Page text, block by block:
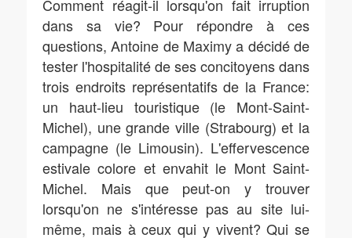
Comment réagit-il lorsqu'on fait irruption
dans sa vie? Pour répondre à ces
questions, Antoine de Maximy a décidé de
tester l'hospitalité de ses concitoyens dans
trois endroits représentatifs de la France:
un haut-lieu touristique (le Mont-Saint-
Michel), une grande ville (Strabourg) et la
campagne (le Limousin). L'effervescence
estivale colore et envahit le Mont Saint-
Michel. Mais que peut-on y trouver
lorsqu'on ne s'intéresse pas au site lui-
même, mais à ceux qui y vivent? Qui se